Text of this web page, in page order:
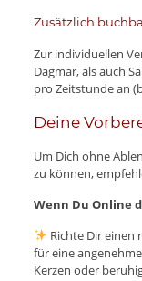
Zusätzlich
Zur individuellen
Dagmar, als auch
pro Zeitstunde an
Deine
Um Dich ohne
zu können,
Wenn Du Online
Richte Dir einen
für eine
Kerzen oder